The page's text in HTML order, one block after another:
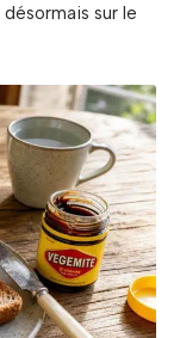
sur le